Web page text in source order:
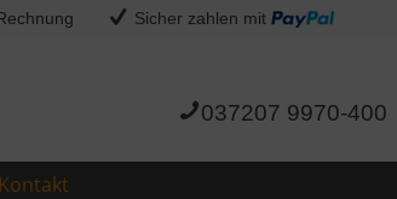
Sicher zahlen mit
037207 9970-400
Kontakt